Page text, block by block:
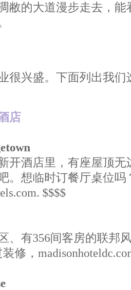
敝的大道漫步走去，
很兴盛。下面列出我们
店
开酒店里，有座屋顶
。想临时订餐厅桌位
$$$$
、有356间客房的联邦
修，